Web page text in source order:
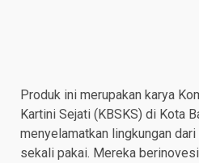
Produk ini merupakan karya
Kartini Sejati (KBSKS) di Kota
menyelamatkan lingkungan
sekali pakai. Mereka